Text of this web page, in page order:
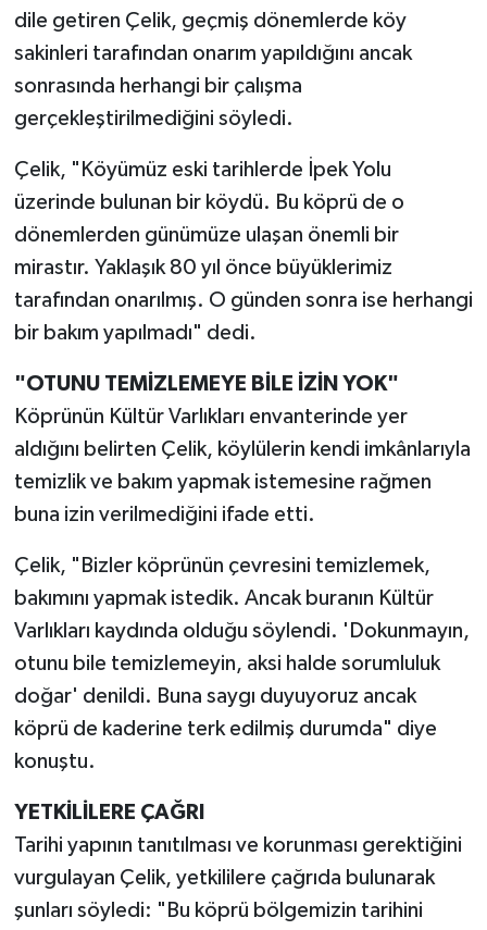
dile getiren Çelik, geçmiş dönemlerde köy
sakinleri tarafından onarım yapıldığını ancak
sonrasında herhangi bir çalışma
gerçekleştirilmediğini söyledi.
Çelik, "Köyümüz eski tarihlerde İpek Yolu
üzerinde bulunan bir köydü. Bu köprü de o
dönemlerden günümüze ulaşan önemli bir
mirastır. Yaklaşık 80 yıl önce büyüklerimiz
tarafından onarılmış. O günden sonra ise herhangi
bir bakım yapılmadı" dedi.
"OTUNU TEMİZLEMEYE BİLE İZİN YOK"
Köprünün Kültür Varlıkları envanterinde yer
aldığını belirten Çelik, köylülerin kendi imkânlarıyla
temizlik ve bakım yapmak istemesine rağmen
buna izin verilmediğini ifade etti.
Çelik, "Bizler köprünün çevresini temizlemek,
bakımını yapmak istedik. Ancak buranın Kültür
Varlıkları kaydında olduğu söylendi. 'Dokunmayın,
otunu bile temizlemeyin, aksi halde sorumluluk
doğar' denildi. Buna saygı duyuyoruz ancak
köprü de kaderine terk edilmiş durumda" diye
konuştu.
YETKİLİLERE ÇAĞRI
Tarihi yapının tanıtılması ve korunması gerektiğini
vurgulayan Çelik, yetkililere çağrıda bulunarak
şunları söyledi: "Bu köprü bölgemizin tarihini